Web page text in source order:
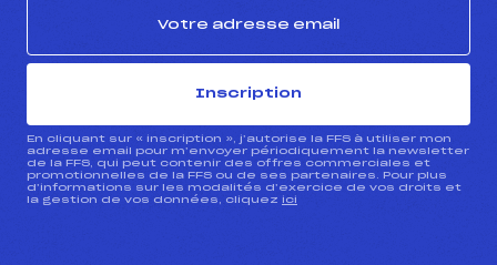
Inscription
En cliquant sur « inscription », j’autorise la FFS à utiliser mon
adresse email pour m’envoyer périodiquement la newsletter
de la FFS, qui peut contenir des offres commerciales et
promotionnelles de la FFS ou de ses partenaires. Pour plus
d’informations sur les modalités d’exercice de vos droits et
la gestion de vos données, cliquez ici